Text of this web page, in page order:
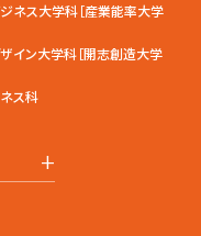
ネス大学科［産業能率大学
イン大学科［開志創造大学
ス科
+